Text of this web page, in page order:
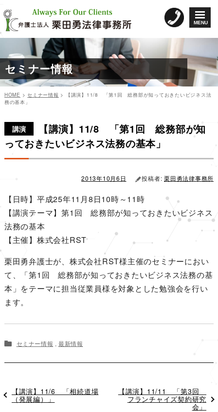
MENU
ン
テ
ン
へ
ス
キ
ッ
プ
セミナー情報
HOME >セミナー情報 >
【講演】11/8 「第1回 総務部が知っておきたいビジネス法
務の基本」
講演
【講演】11/8 「第1回 総務部が知
っておきたいビジネス法務の基本」
日:
2013年10月6日 投稿者:栗田勇法律事務所
【日時】平成25年11月8日10時～11時
【講演テーマ】第1回 総務部が知っておきたいビジネス
法務の基本
【主催】株式会社RST
栗田勇弁護士が、株式会社RST様主催のセミナーにおい
て、「第1回 総務部が知っておきたいビジネス法務の基
本」をテーマに担当従業員様を対象とした勉強会を行い
ます。
ゴ
リ
ー
セミナー情報 , 最新情報
稿
ナ
ビ
ョ
ン
過
去
の
【講演】11/6 「相続道場
（発展編）」
次【講演】11/11 「第3回
フランチャイズ契約研究
会」